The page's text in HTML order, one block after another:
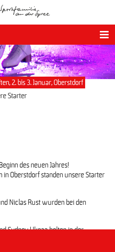
2. bis 3. Januar, Oberstdorf
Starter
des neuen Jahres!
in Oberstdorf standen unsere Starter
Niclas Rust wurden bei den
Sydney Ukpaa holten in der